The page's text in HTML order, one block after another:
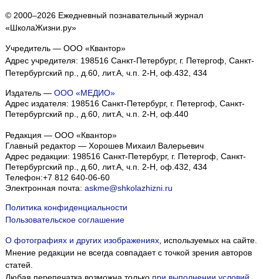
© 2000–2026 Ежедневный познавательный журнал
«ШколаЖизни.ру»
Учредитель — ООО «Квантор»
Адрес учредителя: 198516 Санкт-Петербург, г. Петергоф, Санкт-
Петербургский пр., д.60, лит.А, ч.п. 2-Н, оф.432, 434
Издатель — ООО «МЕДИО»
Адрес издателя: 198516 Санкт-Петербург, г. Петергоф, Санкт-
Петербургский пр., д.60, лит.А, ч.п. 2-Н, оф.440
Редакция — ООО «Квантор»
Главный редактор — Хорошев Михаил Валерьевич
Адрес редакции: 198516 Санкт-Петербург, г. Петергоф Санкт-
Петербургский пр., д.60, лит.А, ч.п. 2-Н, оф.432, 434
Телефон:+7 812 640-06-60
Электронная почта: askme@shkolazhizni.ru
Политика конфиденциальности
Пользовательское соглашение
О фотографиях и других изображениях, используемых на сайте.
Мнение редакции не всегда совпадает с точкой зрения авторов
статей.
Любая перепечатка возможна только при выполнении условий